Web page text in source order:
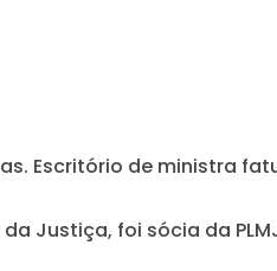
Escritório de ministra
Justiça, foi sócia da